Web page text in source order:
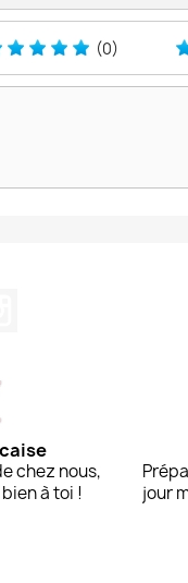
(0)
chez nous,
à toi !
jour